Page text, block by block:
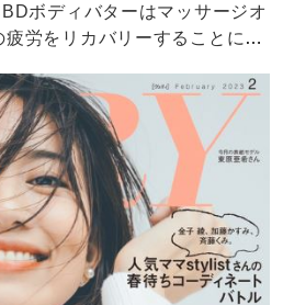
ボディバターはマッサージオ
労をリカバリーすることに優
ーA.M.さんに感想をいただきま